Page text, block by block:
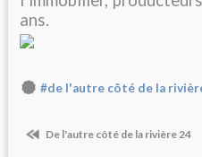
ans.
#de l'autre côté de la
De l'autre côté de la rivière 24